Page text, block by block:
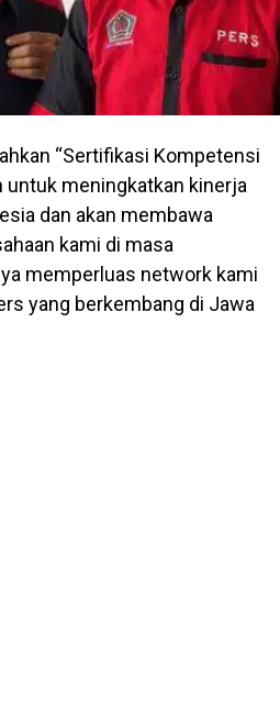
“Sertifikasi Kompetensi
untuk meningkatkan kinerja
dan akan membawa
kami di masa
memperluas network kami
yang berkembang di Jawa